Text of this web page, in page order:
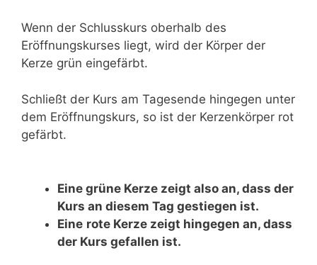
Wenn der Schlusskurs oberhalb des
Eröffnungskurses liegt, wird der Körper der
Kerze grün eingefärbt.
Schließt der Kurs am Tagesende hingegen unter
dem Eröffnungskurs, so ist der Kerzenkörper rot
gefärbt.
Eine grüne Kerze zeigt also an, dass der
Kurs an diesem Tag gestiegen ist.
Eine rote Kerze zeigt hingegen an, dass
der Kurs gefallen ist.